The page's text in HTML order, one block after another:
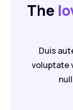
The
Duis
voluptate